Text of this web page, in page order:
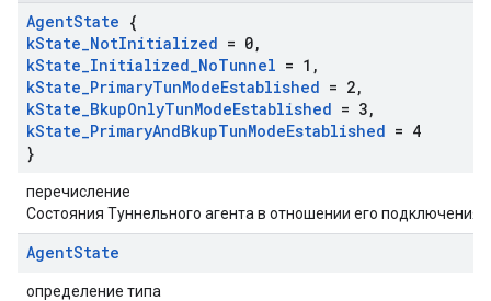
AgentState {
kState_NotInitialized = 0,
kState_Initialized_NoTunnel = 1 ,
kState_PrimaryTunModeEstablished = 2,
kState_BkupOnlyTunModeEstablished = 3,
kState_PrimaryAndBkupTunModeEstablished = 4
}
перечисление
Состояния Туннельного агента в отношении его подключения
AgentState
определение типа